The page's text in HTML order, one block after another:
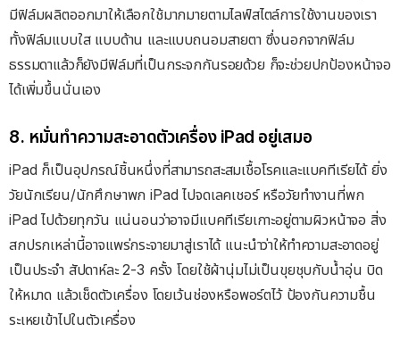
มีฟิล์มผลิตออกมาให้เลือกใช้มากมายตามไลฟ์สไตล์การใช้งานของเรา
ทั้งฟิล์มแบบใส แบบด้าน และแบบถนอมสายตา ซึ่งนอกจากฟิล์ม
ธรรมดาแล้วก็ยังมีฟิล์มที่เป็นกระจกกันรอยด้วย ก็จะช่วยปกป้องหน้าจอ
ได้เพิ่มขึ้นนั่นเอง
8. หมั่นทำความสะอาดตัวเครื่อง iPad อยู่เสมอ
iPad ก็เป็นอุปกรณ์ชิ้นหนึ่งที่สามารถสะสมเชื้อโรคและแบคทีเรียได้ ยิ่ง
วัยนักเรียน/นักศึกษาพก iPad ไปจดเลคเชอร์ หรือวัยทำงานที่พก
iPad ไปด้วยทุกวัน แน่นอนว่าอาจมีแบคทีเรียเกาะอยู่ตามผิวหน้าจอ สิ่ง
สกปรกเหล่านี้อาจแพร่กระจายมาสู่เราได้ แนะนำว่าให้ทำความสะอาดอยู่
เป็นประจำ สัปดาห์ละ 2-3 ครั้ง โดยใช้ผ้านุ่มไม่เป็นขุยชุบกับน้ำอุ่น บิด
ให้หมาด แล้วเช็ดตัวเครื่อง โดยเว้นช่องหรือพอร์ตไว้ ป้องกันความชื้น
ระเหยเข้าไปในตัวเครื่อง